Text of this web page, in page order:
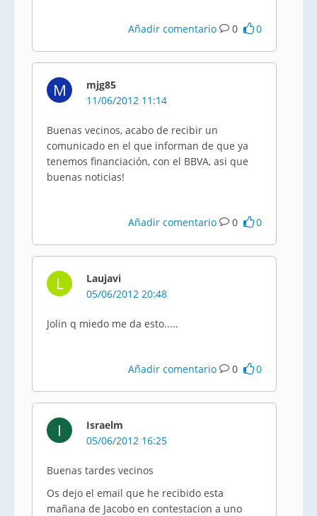
Añadir comentario 0 0
M
mjg85
11/06/2012 11:14
Buenas vecinos, acabo de recibir un
comunicado en el que informan de que ya
tenemos financiación, con el BBVA, asi que
buenas noticias!
Añadir comentario 0 0
L
Laujavi
05/06/2012 20:48
Jolin q miedo me da esto.....
Añadir comentario 0 0
I
Israelm
05/06/2012 16:25
Buenas tardes vecinos
Os dejo el email que he recibido esta
mañana de Jacobo en contestacion a uno